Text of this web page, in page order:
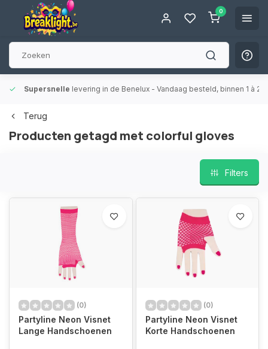
0
Supersnelle levering in de Benelux - Vandaag besteld, binnen 1 à 2
Terug
Producten getagd met colorful gloves
Filters
(0)
Partyline Neon Visnet
Lange Handschoenen
(0)
Partyline Neon Visnet
Korte Handschoenen